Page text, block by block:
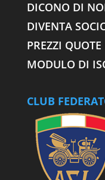
DICONO DI
DIVENTA
PREZZI
MODULO DI
CLUB